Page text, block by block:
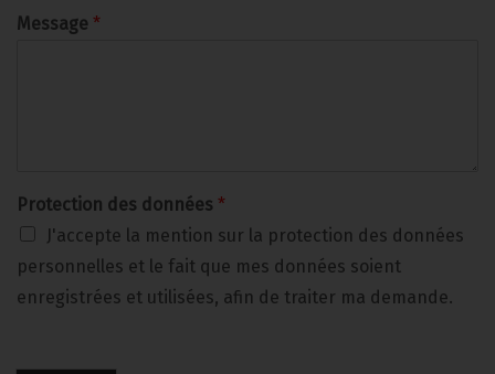
Message*
Protection des données*
J'accepte la mention sur la protection des données
personnelles et le fait que mes données soient
enregistrées et utilisées, afin de traiter ma demande.